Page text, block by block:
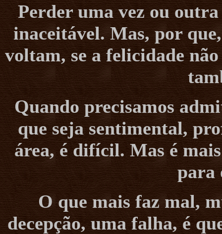
Perder uma vez ou
inaceitável. Mas, por
voltam, se a felicidade
Quando precisamos
que seja sentimental,
área, é difícil. Mas é
para
O que mais faz mal,
decepção, uma falha, é